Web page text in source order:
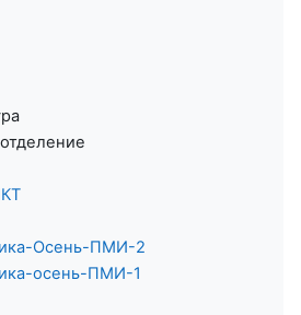
Осень-ПМИ-2
осень-ПМИ-1